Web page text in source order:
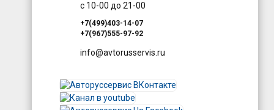
с 10-00 до 21-00
+7(499)403-14-07
+7(967)555-97-92
info@avtorusservis.ru